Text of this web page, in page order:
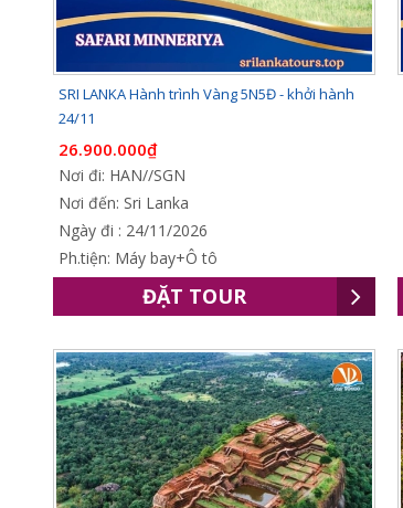
SRI LANKA Hành trình Vàng 5N5Đ - khởi hành
24/11
26.900.000₫
Nơi đi: HAN//SGN
Nơi đến: Sri Lanka
Ngày đi : 24/11/2026
Ph.tiện: Máy bay+Ô tô
ĐẶT TOUR